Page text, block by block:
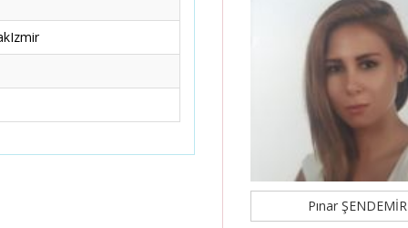
Pınar ŞENDEMİR